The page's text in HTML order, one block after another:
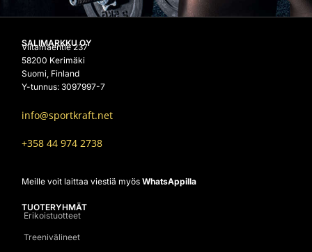
SALIMARKKU OY
Viitamäentie 237
58200 Kerimäki
Suomi, Finland
Y-tunnus: 3097997-7
info@sportkraft.net
+358 44 974 2738
Meille voit laittaa viestiä myös WhatsAppilla
TUOTERYHMÄT
Erikoistuotteet
Treenivälineet